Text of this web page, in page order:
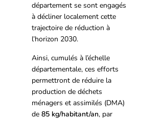
département se sont engagés
à décliner localement cette
trajectoire de réduction à
l’horizon 2030.
Ainsi, cumulés à l’échelle
départementale, ces efforts
permettront de réduire la
production de déchets
ménagers et assimilés (DMA)
de 85 kg/habitant/an, par